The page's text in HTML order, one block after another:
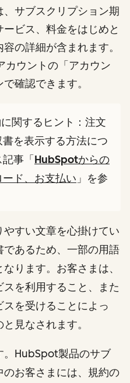
、サブスクリプション期
ビス、料金をはじめと
の詳細が含まれます。
ウントの「アカウン
確認できます。
関するヒント：注文
を表示する方法につ
事「 HubSpotからの
ド、お支払い 」を参
すい文章を心掛けてい
であるため、一部の用語
ります。お客さまは、
を利用すること、また
を受けることによっ
見なされます。
。HubSpot製品のサブ
お客さまには、規約の